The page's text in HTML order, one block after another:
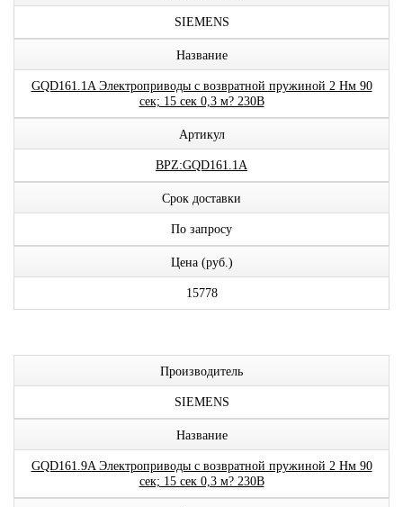
SIEMENS
Название
GQD161.1A Электроприводы с возвратной пружиной 2 Нм 90
сек; 15 сек 0,3 м? 230В
Артикул
BPZ:GQD161.1A
Срок доставки
По запросу
Цена (руб.)
15778
Производитель
SIEMENS
Название
GQD161.9A Электроприводы с возвратной пружиной 2 Нм 90
сек; 15 сек 0,3 м? 230В